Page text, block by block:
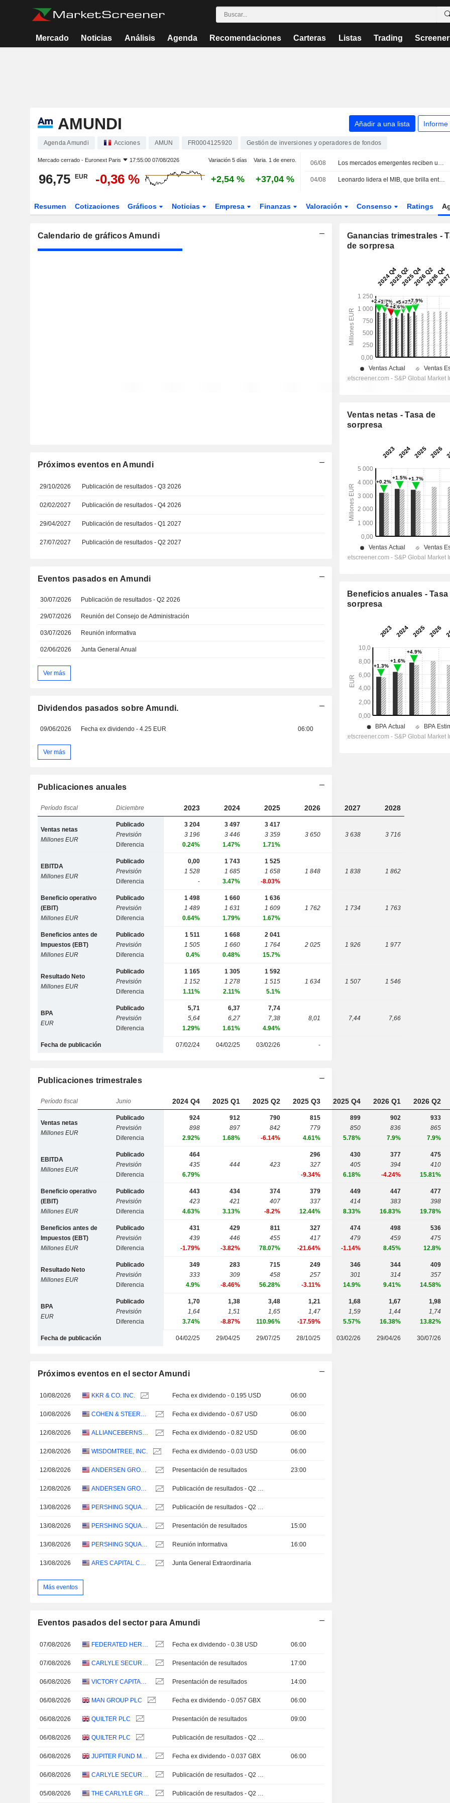
Mercado Noticias Análisis Agenda Recomendaciones Carteras Listas Trading
AMUNDI Añadir a una lista Informe
Agenda Amundi Acciones AMUN FR0004125920 Gestión de inversiones y operadores de fondos
Mercado cerrado - Euronext Paris 17:55:00 07/08/2026 Variación 5 días Varia. 1 de enero.
96,75 EUR -0,36 % +2,54 % +37,04 %
06/08 Los mercados emergentes reciben una dura lección sobre el furor tecnológico
04/08 Leonardo lidera el MIB, que brilla entre las plazas europeas
Resumen Cotizaciones Gráficos Noticias Empresa Finanzas Valoración Consenso Ratings
Calendario de gráficos Amundi
Próximos eventos en Amundi
29/10/2026 Publicación de resultados - Q3 2026
02/02/2027 Publicación de resultados - Q4 2026
29/04/2027 Publicación de resultados - Q1 2027
27/07/2027 Publicación de resultados - Q2 2027
Eventos pasados en Amundi
30/07/2026 Publicación de resultados - Q2 2026
29/07/2026 Reunión del Consejo de Administración
03/07/2026 Reunión informativa
02/06/2026 Junta General Anual
Ver más
Dividendos pasados sobre Amundi.
09/06/2026 Fecha ex dividendo - 4.25 EUR 06:00
Ver más
Publicaciones anuales
Período fiscal Diciembre 2023 2024 2025 2026 2027 2028
Ventas netas
Millones EUR
Publicado
Previsión
Diferencia
3 204
3 196
0.24%
3 497
3 446
1.47%
3 417
3 359
1.71%
3 650 3 638 3 716
EBITDA
Millones EUR
Publicado
Previsión
Diferencia
0,00
1 528
-
1 743
1 685
3.47%
1 525
1 658
-8.03%
1 848 1 838 1 862
Beneficio operativo
(EBIT)
Millones EUR
Publicado
Previsión
Diferencia
1 498
1 489
0.64%
1 660
1 631
1.79%
1 636
1 609
1.67%
1 762 1 734 1 763
Beneficios antes de
Impuestos (EBT)
Millones EUR
Publicado
Previsión
Diferencia
1 511
1 505
0.4%
1 668
1 660
0.48%
2 041
1 764
15.7%
2 025 1 926 1 977
Resultado Neto
Millones EUR
Publicado
Previsión
Diferencia
1 165
1 152
1.11%
1 305
1 278
2.11%
1 592
1 515
5.1%
1 634 1 507 1 546
BPA
EUR
Publicado
Previsión
Diferencia
5,71
5,64
1.29%
6,37
6,27
1.61%
7,74
7,38
4.94%
8,01 7,44 7,66
Fecha de publicación 07/02/24 04/02/25 03/02/26 -
Publicaciones trimestrales
Período fiscal Junio 2024 Q4 2025 Q1 2025 Q2 2025 Q3 2025 Q4 2026 Q1 2026 Q2
Ventas netas
Millones EUR
Publicado
Previsión
Diferencia
924
898
2.92%
912
897
1.68%
790
842
-6.14%
815
779
4.61%
899
850
5.78%
902
836
7.9%
933
865
7.9%
EBITDA
Millones EUR
Publicado
Previsión
Diferencia
464
435
6.79%
444 423
296
327
-9.34%
430
405
6.18%
377
394
-4.24%
475
410
15.81%
Beneficio operativo
(EBIT)
Millones EUR
Publicado
Previsión
Diferencia
443
423
4.63%
434
421
3.13%
374
407
-8.2%
379
337
12.44%
449
414
8.33%
447
383
16.83%
477
398
19.78%
Beneficios antes de
Impuestos (EBT)
Millones EUR
Publicado
Previsión
Diferencia
431
439
-1.79%
429
446
-3.82%
811
455
78.07%
327
417
-21.64%
474
479
-1.14%
498
459
8.45%
536
475
12.8%
Resultado Neto
Millones EUR
Publicado
Previsión
Diferencia
349
333
4.9%
283
309
-8.46%
715
458
56.28%
249
257
-3.11%
346
301
14.9%
344
314
9.41%
409
357
14.58%
BPA
EUR
Publicado
Previsión
Diferencia
1,70
1,64
3.74%
1,38
1,51
-8.87%
3,48
1,65
110.96%
1,21
1,47
-17.59%
1,68
1,59
5.57%
1,67
1,44
16.38%
1,98
1,74
13.82%
Fecha de publicación 04/02/25 29/04/25 29/07/25 28/10/25 03/02/26 29/04/26 30/07/26
Próximos eventos en el sector Amundi
10/08/2026 KKR & CO. INC. Fecha ex dividendo - 0.195 USD 06:00
10/08/2026 COHEN & STEERS, INC. Fecha ex dividendo - 0.67 USD 06:00
12/08/2026 ALLIANCEBERNSTEIN HOLDING L.P. Fecha ex dividendo - 0.82 USD 06:00
12/08/2026 WISDOMTREE, INC. Fecha ex dividendo - 0.03 USD 06:00
12/08/2026 ANDERSEN GROUP INC. Presentación de resultados 23:00
12/08/2026 ANDERSEN GROUP INC. Publicación de resultados - Q2 2026
13/08/2026 PERSHING SQUARE INC. Publicación de resultados - Q2 2026
13/08/2026 PERSHING SQUARE INC. Presentación de resultados 15:00
13/08/2026 PERSHING SQUARE INC. Reunión informativa 16:00
13/08/2026 ARES CAPITAL CORPORATION Junta General Extraordinaria
Más eventos
Eventos pasados del sector para Amundi
07/08/2026 Fecha ex dividendo - 0.38 USD 06:00
07/08/2026 Presentación de resultados 17:00
06/08/2026 Presentación de resultados 14:00
06/08/2026 MAN GROUP PLC Fecha ex dividendo - 0.057 GBX 06:00
06/08/2026 QUILTER PLC Presentación de resultados 09:00
06/08/2026 QUILTER PLC
06/08/2026 Fecha ex dividendo - 0.037 GBX 06:00
06/08/2026
05/08/2026
Ganancias trimestrales -
de sorpresa
Ventas netas - Tasa de
sorpresa
Beneficios anuales - Tasa
sorpresa